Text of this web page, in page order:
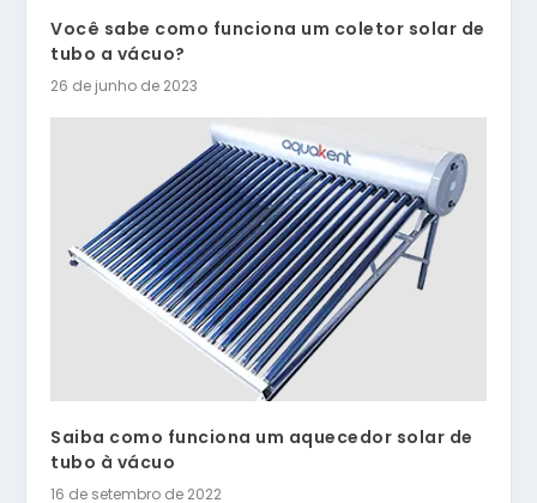
Você sabe como funciona um coletor solar de
tubo a vácuo?
26 de junho de 2023
Saiba como funciona um aquecedor solar de
tubo à vácuo
16 de setembro de 2022